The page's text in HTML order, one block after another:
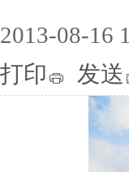
2013-08-16
打印
发送